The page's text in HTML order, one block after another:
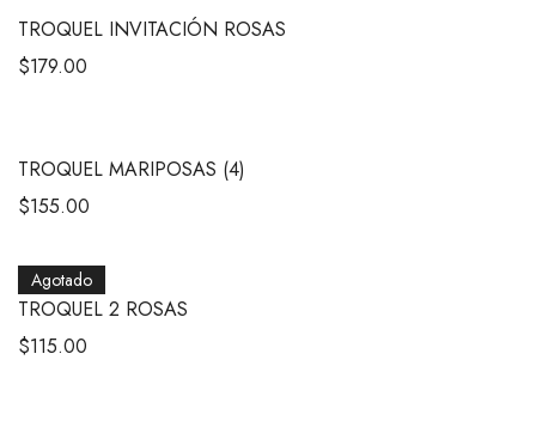
TROQUEL INVITACIÓN ROSAS
$179.00
TROQUEL MARIPOSAS (4)
$155.00
Agotado
TROQUEL 2 ROSAS
$115.00